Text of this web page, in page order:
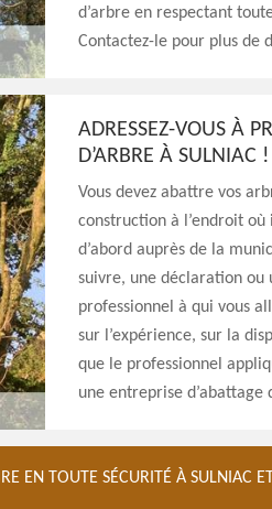
d’arbre en respectant
Contactez-le pour plus de
ADRESSEZ-VOUS À
D’ARBRE À SULNIAC !
Vous devez abattre vos
construction à l’endroit où
d’abord auprès de la
suivre, une déclaration ou
professionnel à qui vous
sur l’expérience, sur la
que le professionnel
une entreprise d’abattage
EN TOUTE SÉCURITÉ À SULNIAC